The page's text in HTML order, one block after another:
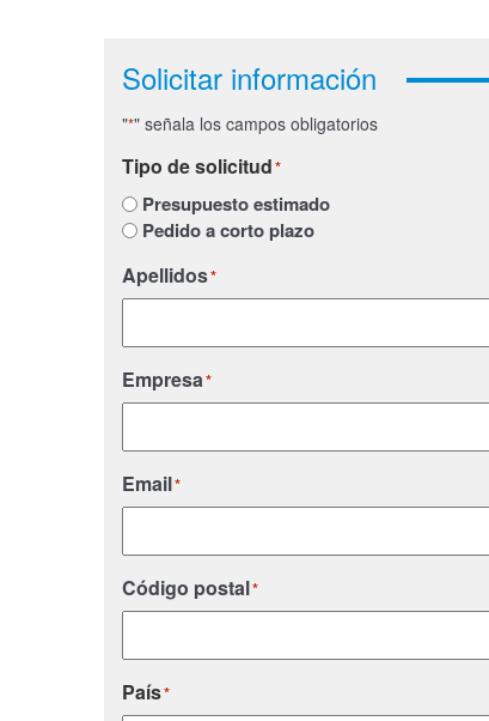
Solicitar información
"*" señala los campos obligatorios
Tipo de solicitud*
Presupuesto estimado
Pedido a corto plazo
Apellidos*
Empresa*
Email*
Código postal*
País*